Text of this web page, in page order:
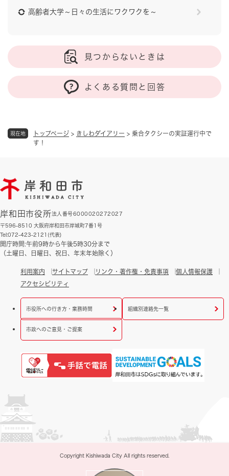
現在地 トップページ > きしわダイアリー > 乗合タクシーの実証運行中で
す！
高齢者大学～日々の生活にワクワクを～
見つからないときは
よくある質問と回答
岸和田市役所法人番号6000020272027
〒596-8510 大阪府岸和田市岸城町7番1号
Tel:072-423-2121(代表)
開庁時間:午前9時から午後5時30分まで
（土曜日、日曜日、祝日、年末年始除く）
利用案内 サイトマップ リンク・著作権・免責事項
個人情報保護
アクセシビリティ
市役所への行き方・業務時間 組織別連絡先一覧
市政へのご意見・ご提案
Copyright Kishiwada City All rights reserved.